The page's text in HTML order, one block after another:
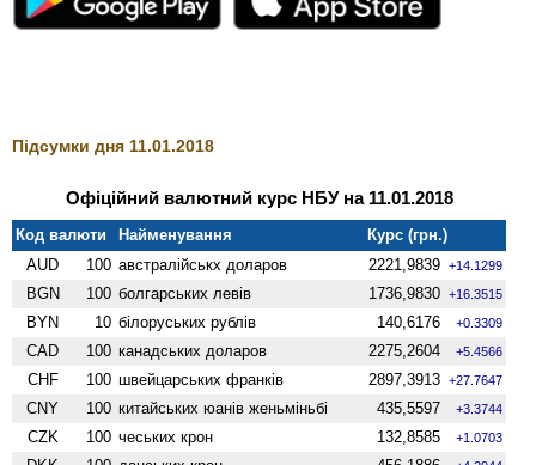
Підсумки дня 11.01.2018
Офіційний валютний курс НБУ на 11.01.2018
Код валюти Найменування
Курс (грн.)
AUD
100 австралійськх доларов 2221,9839 +14.1299
BGN 100 болгарських левів 1736,9830 +16.3515
BYN 10 білоруських рублів 140,6176 +0.3309
CAD 100 канадських доларов 2275,2604 +5.4566
CHF 100 швейцарських франків 2897,3913 +27.7647
CNY 100 китайських юанів женьмiньбi 435,5597 +3.3744
CZK 100 чеських крон 132,8585 +1.0703